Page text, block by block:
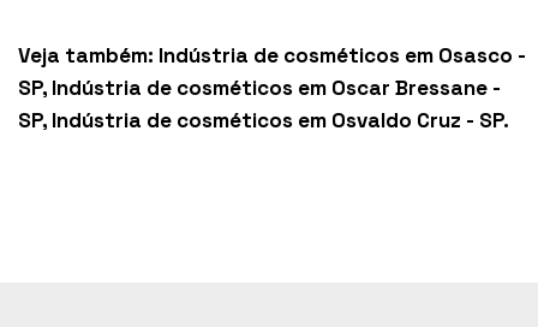
Veja também: Indústria de cosméticos em Osasco -
SP, Indústria de cosméticos em Oscar Bressane -
SP, Indústria de cosméticos em Osvaldo Cruz - SP.